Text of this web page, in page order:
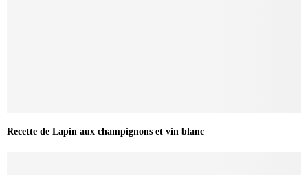
Recette de Lapin aux champignons et vin blanc